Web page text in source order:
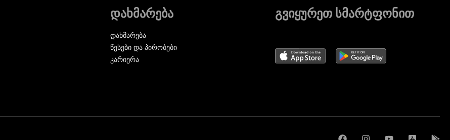
დახმარება
დახმარება
წესები და პირობები
კარიერა
გვიყურეთ სმარტფონით